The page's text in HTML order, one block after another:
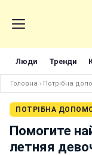
Люди Тренди
Головна › Потрібна
ПОТРІБНА
Помогите
летняя